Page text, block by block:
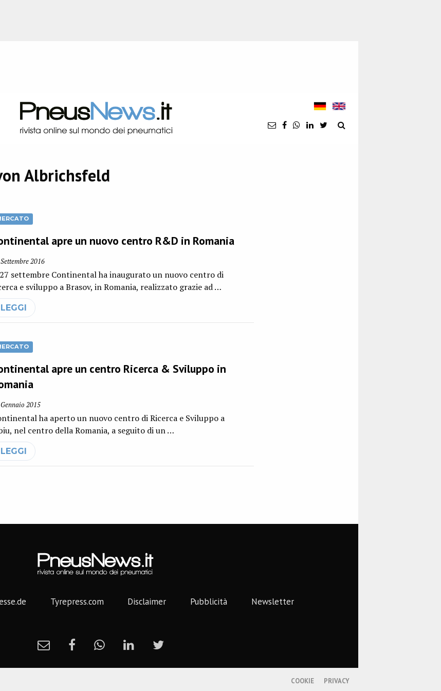
Albrichsfeld
apre un nuovo centro R&D in Romania
2016
settembre Continental ha inaugurato un nuovo centro di
e sviluppo a Brasov, in Romania, realizzato grazie ad …
LEGGI
apre un centro Ricerca & Sviluppo in
2015
ha aperto un nuovo centro di Ricerca e Sviluppo a
nel centro della Romania, a seguito di un …
LEGGI
Tyrepress.com Disclaimer Pubblicità Newsletter
COOKIE PRIVACY